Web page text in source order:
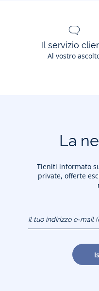
Il servizio
Al vostro
La
Tieniti informato
private, offerte
(esempio: